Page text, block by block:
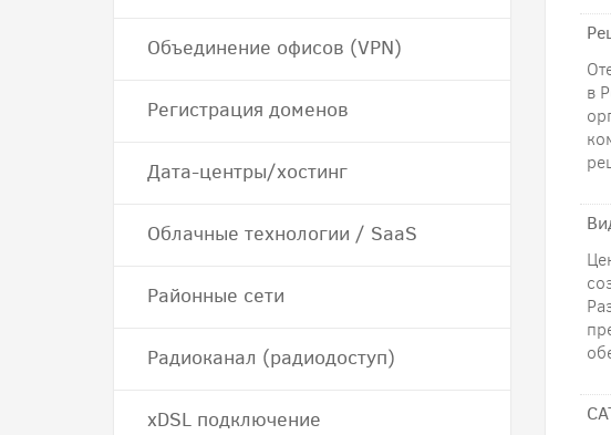
в
Объединение офисов (VPN)
Регистрация доменов
Дата-центры/хостинг
Облачные технологии / SaaS
Районные сети
Радиоканал (радиодоступ)
хDSL подключение